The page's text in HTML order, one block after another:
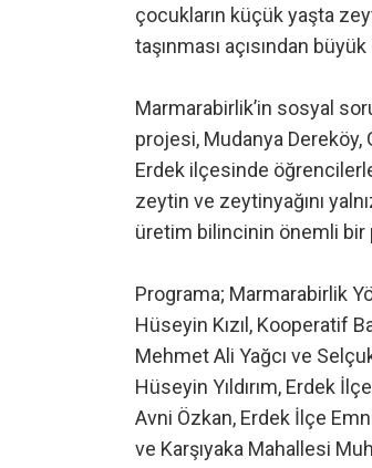
çocukların küçük yaşta
taşınması açısından
Marmarabirlik’in sosyal
projesi, Mudanya Dereköy,
Erdek ilçesinde
zeytin ve zeytinyağını
üretim bilincinin önemli bir
Programa; Marmarabirlik
Hüseyin Kızıl, Kooperatif
Mehmet Ali Yağcı ve
Hüseyin Yıldırım, Erdek
Avni Özkan, Erdek İlçe
ve Karşıyaka Mahallesi